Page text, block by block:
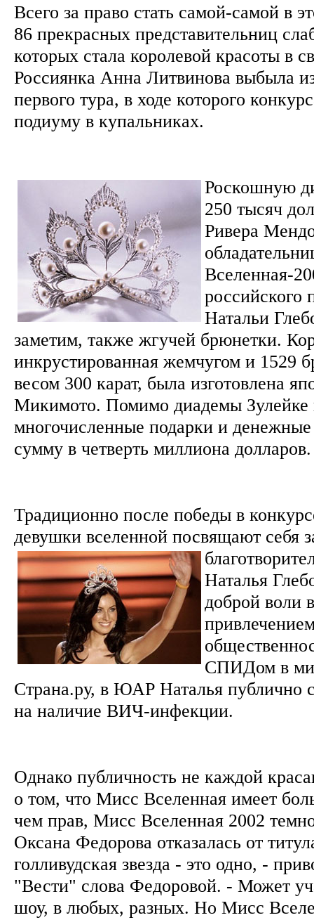
Всего за право стать самой-самой в
86 прекрасных представительниц
которых стала королевой красоты в
Россиянка Анна Литвинова выбыла
первого тура, в ходе которого
подиуму в купальниках.
Роскошную
250 тысяч
Ривера
Вселенная-
российского
Натальи
заметим, также жгучей брюнетки.
инкрустированная жемчугом и 1529
весом 300 карат, была изготовлена
Микимото. Помимо диадемы Зулейке
многочисленные подарки и
сумму в четверть миллиона
Традиционно после победы в
девушки вселенной посвящают себя
Наталья
доброй воли
СПИДом в
Страна.ру, в ЮАР Наталья публично
на наличие ВИЧ-инфекции.
Однако публичность не каждой
о том, что Мисс Вселенная имеет
чем прав, Мисс Вселенная 2002
Оксана Федорова отказалась от
голливудская звезда - это одно, -
"Вести" слова Федоровой. - Может
шоу, в любых, разных. Но Мисс